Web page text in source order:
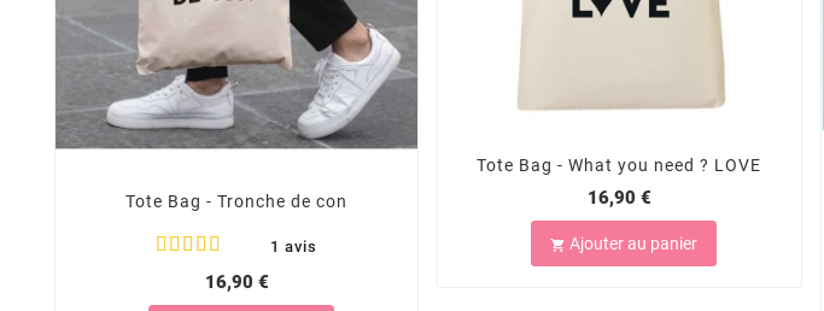
Tote Bag - Tronche de con
1 avis
16,90 €
Tote Bag - What you need ? LOVE
16,90 €
 Ajouter au panier